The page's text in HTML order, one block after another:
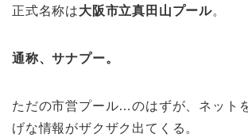
正式名称は大阪市立真田山プール。
通称、サナプー。
ただの市営プール…のはずが、ネット
げな情報がザクザク出てくる。